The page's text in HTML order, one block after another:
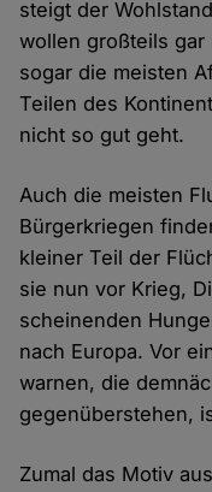
steigt der
wollen großteils
sogar die meisten
Teilen des
nicht so gut geht.
Auch die meisten
Bürgerkriegen
kleiner Teil der
sie nun vor Krieg,
scheinenden
nach Europa. Vor
warnen, die
gegenüberstehen,
Zumal das Motiv